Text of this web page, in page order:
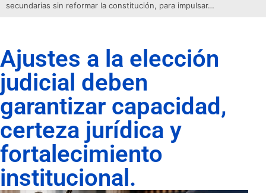
secundarias sin reformar la constitución, para impulsar…
Ajustes a la elección
judicial deben
garantizar capacidad,
certeza jurídica y
fortalecimiento
institucional.